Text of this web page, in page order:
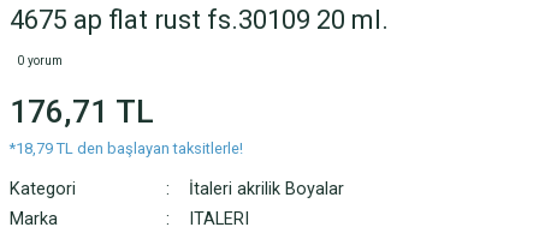
4675 ap flat rust fs.30109 20 ml.
0 yorum
176,71 TL
*18,79 TL den başlayan taksitlerle!
Kategori
İtaleri akrilik Boyalar
Marka
ITALERI